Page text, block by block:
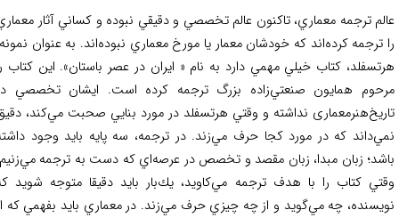
ترجمه معماري، تاكنون عالم تخصصي و دقيقي نبوده و كساني آثار معماري
ترجمه كرده‌اند كه خودشان معمار يا مورخ معماري نبوده‌اند. به عنوان نمونه،
كتاب خيلي مهمي دارد به نام « ايران در عصر باستان». اين كتاب را
همايون صنعتي‌زاده بزرگ ترجمه كرده است. ايشان تخصصي در
نداشته‌ و وقتي هرتسفلد در مورد بنايي صحبت مي‌كند، دقيق
كه در مورد كجا حرف مي‌زند. در ترجمه، سه پايه بايد وجود داشته
زبان مبدا، زبان مقصد و تخصص در عرصه‌اي كه دست به ترجمه مي‌زنيم.
كتاب را با هدف ترجمه مي‌كاويد، يك‌بار باید دقيقا متوجه شويد كه
چه مي‌گويد و از چه چيزي حرف مي‌زند. در معماري بايد بفهمي كه از